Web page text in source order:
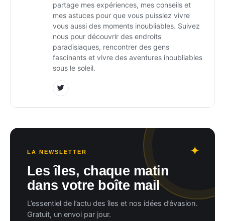
partage mes expériences, mes conseils et
mes astuces pour que vous puissiez vivre
vous aussi des moments inoubliables. Suivez
nous pour découvrir des endroits
paradisiaques, rencontrer des gens
fascinants et vivre des aventures inoubliables
sous le soleil.
LA NEWSLETTER
Les îles, chaque matin
dans votre boîte mail
L’essentiel de l’actu des îles et nos idées d’évasion.
Gratuit, un envoi par jour.